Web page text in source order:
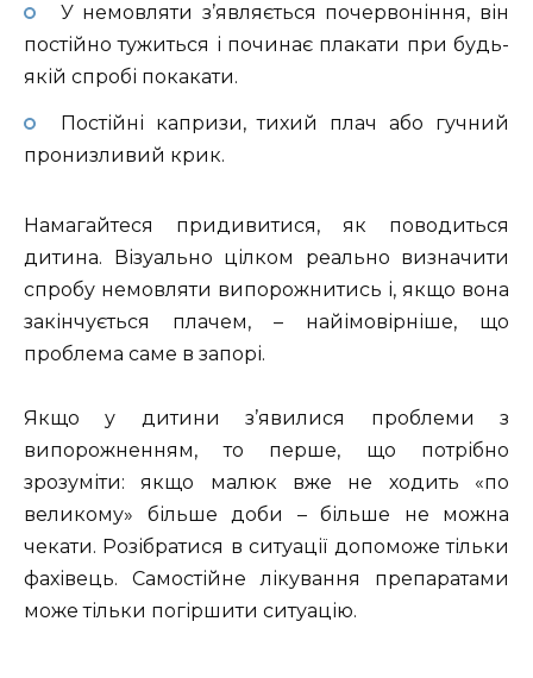
У немовляти з’являється почервоніння, він
постійно тужиться і починає плакати при будь-
якій спробі покакати.
Постійні капризи, тихий плач або гучний
пронизливий крик.
Намагайтеся придивитися, як поводиться
дитина. Візуально цілком реально визначити
спробу немовляти випорожнитись і, якщо вона
закінчується плачем, – найімовірніше, що
проблема саме в запорі.
Якщо у дитини з’явилися проблеми з
випорожненням, то перше, що потрібно
зрозуміти: якщо малюк вже не ходить «по
великому» більше доби – більше не можна
чекати. Розібратися в ситуації допоможе тільки
фахівець. Самостійне лікування препаратами
може тільки погіршити ситуацію.